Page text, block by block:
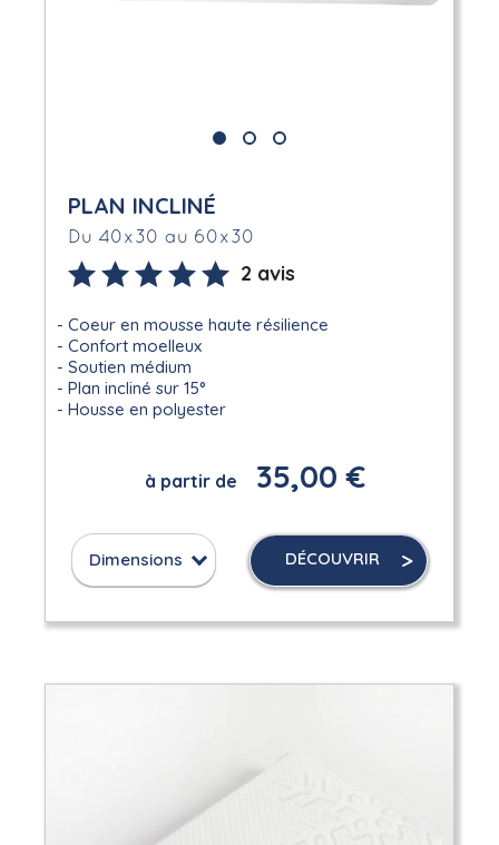
PLAN INCLINÉ
Du 40x30 au 60x30
2 avis
Coeur en mousse haute résilience
Confort moelleux
Soutien médium
Plan incliné sur 15°
Housse en polyester
à partir de 35,00 €
Dimensions DÉCOUVRIR